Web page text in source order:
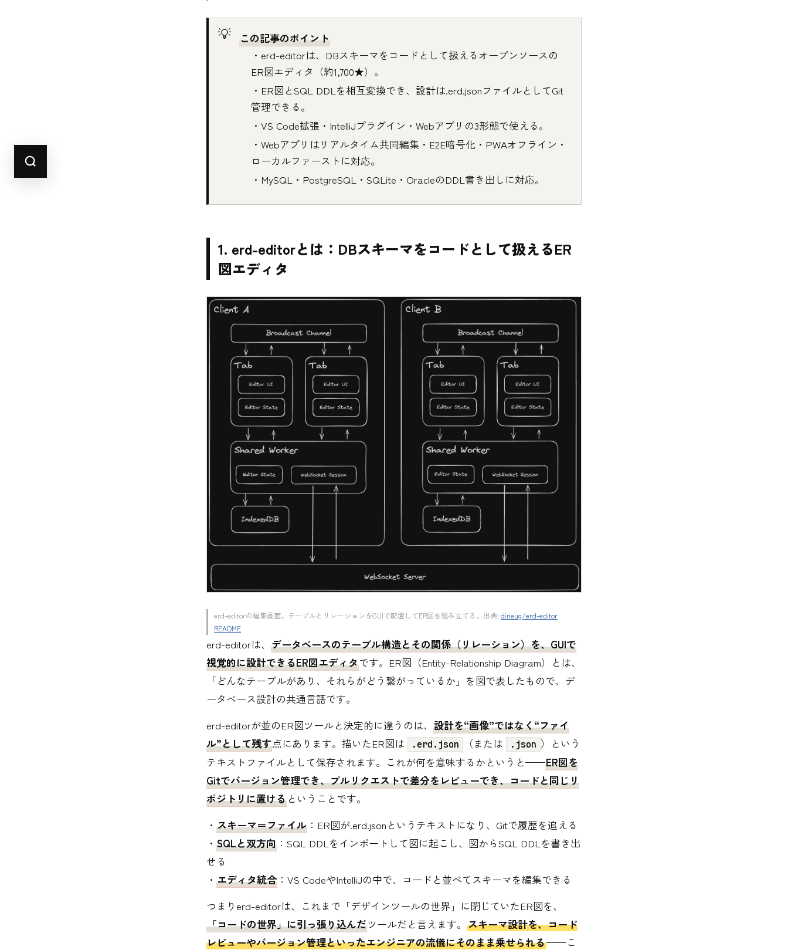
この記事のポイント
・erd-editorは、DBスキーマをコードとして扱えるオープンソースの
ER図エディタ（約1,700★）。
・ER図とSQL DDLを相互変換でき、設計は.erd.jsonファイルとしてGit
管理できる。
・VS Code拡張・IntelliJプラグイン・Webアプリの3形態で使える。
・Webアプリはリアルタイム共同編集・E2E暗号化・PWAオフライン・
ローカルファーストに対応。
・MySQL・PostgreSQL・SQLite・OracleのDDL書き出しに対応。
1. erd-editorとは：DBスキーマをコードとして扱えるER
図エディタ
erd-editorの編集画面。テーブルとリレーションをGUIで配置してER図を組み立てる。出典: dineug/erd-editor
README
erd-editorは、 データベースのテーブル構造とその関係（リレーション）を、GUIで
視覚的に設計できるER図エディタです。ER図（Entity-Relationship Diagram）とは、
「どんなテーブルがあり、それらがどう繋がっているか」を図で表したもので、デ
ータベース設計の共通言語です。
erd-editorが並のER図ツールと決定的に違うのは、 設計を“画像”ではなく“ファイ
ル”として残す点にあります。描いたER図は .erd.json （または .json ）という
テキストファイルとして保存されます。これが何を意味するかというと——ER図を
Gitでバージョン管理でき、プルリクエストで差分をレビューでき、コードと同じリ
ポジトリに置ける ということです。
・ スキーマ＝ファイル ：ER図が.erd.jsonというテキストになり、Gitで履歴を追える
・ SQLと双方向 ：SQL DDLをインポートして図に起こし、図からSQL DDLを書き出
せる
・ エディタ統合 ：VS CodeやIntelliJの中で、コードと並べてスキーマを編集できる
つまりerd-editorは、これまで「デザインツールの世界」に閉じていたER図を、
「コードの世界」に引っ張り込んだツールだと言えます。 スキーマ設計を、コード
レビューやバージョン管理といったエンジニアの流儀にそのまま乗せられる——こ